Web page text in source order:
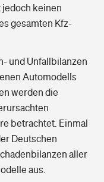
jedoch keinen
gesamten Kfz-
und Unfallbilanzen
Automodells
werden die
betrachtet. Einmal
Deutschen
aller
aus.